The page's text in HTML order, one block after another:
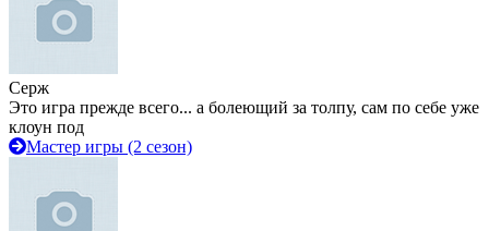
Серж
Это игра прежде всего... а болеющий за толпу, сам по себе уже
клоун под
Мастер игры (2 сезон)